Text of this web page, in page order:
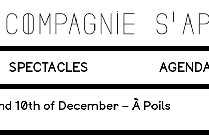
marionnettes, matériaux, machines,
SPECTACLES
En
10th of December – À Poils